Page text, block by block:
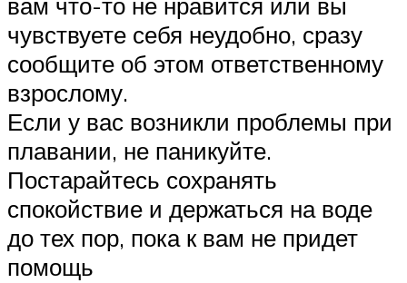
чувствуете себя неудобно, сразу
сообщите об этом ответственному
взрослому.
Если у вас возникли проблемы при
плавании, не паникуйте.
Постарайтесь сохранять
спокойствие и держаться на воде
до тех пор, пока к вам не придет
помощь